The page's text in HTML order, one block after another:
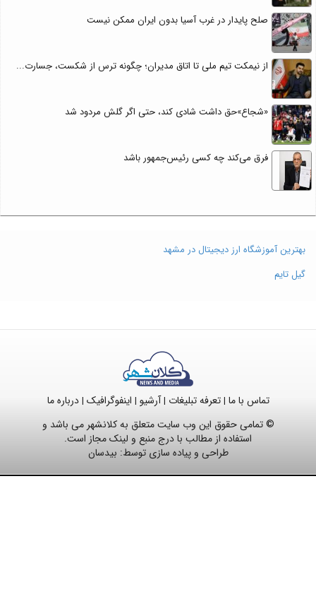
صلح پایدار در غرب آسیا بدون ایران ممکن نیست
از نیمکت تیم ملی تا اتاق مدیران؛ چگونه ترس از شکست، جسارت...
«شجاع»حق داشت شادی کند، حتی اگر گلش مردود شد
فرق می‌کند چه کسی رئیس‌جمهور باشد
بهترین آموزشگاه ارز دیجیتال در مشهد
گیل تایم
تماس با ما |تعرفه تبلیغات |آرشیو | اینفوگرافیک |درباره ما
© تمامی حقوق این وب سایت متعلق به کلانشهر می باشد و
استفاده از مطالب با درج منبع و لینک مجاز است.
طراحی و پیاده سازی توسط: بیدسان